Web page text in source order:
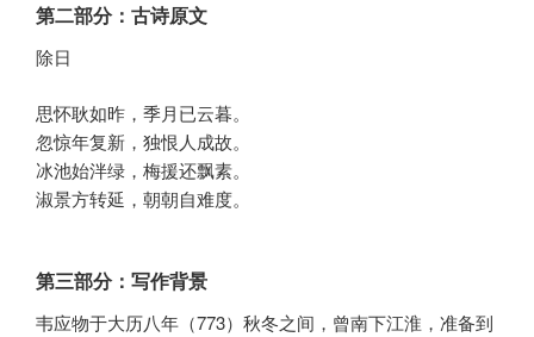
第二部分：古诗原文
除日
思怀耿如昨，季月已云暮。
忽惊年复新，独恨人成故。
冰池始泮绿，梅援还飘素。
淑景方转延，朝朝自难度。
第三部分：写作背景
韦应物于大历八年（773）秋冬之间，曾南下江淮，准备到